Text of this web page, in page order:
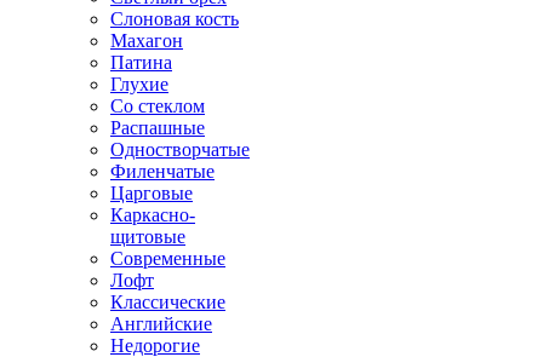
Слоновая кость
Махагон
Патина
Глухие
Со стеклом
Распашные
Одностворчатые
Филенчатые
Царговые
Каркасно-
щитовые
Современные
Лофт
Классические
Английские
Недорогие